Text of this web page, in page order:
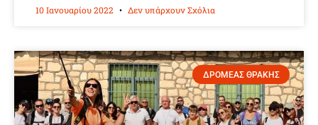
10 Ιανουαρίου 2022 Δεν υπάρχουν Σχόλια
ΔΡΟΜΕΑΣ ΘΡΑΚΗΣ